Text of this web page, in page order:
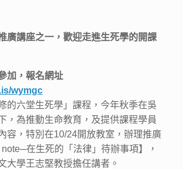
廣講座之一，歡迎走進生死學的開課
加，報名網址
wymgc
的六堂⽣死學」課程，今年秋季在吳
，為推動生命教育，及提供課程學員
容，特別在10/24開放教室，辦理推廣
在生死的「法律」待辦事項】，
大學王志堅教授擔任講者。